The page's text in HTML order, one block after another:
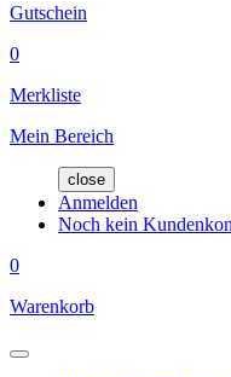
Gutschein
0
Merkliste
Mein Bereich
close
Anmelden
Noch kein
0
Warenkorb